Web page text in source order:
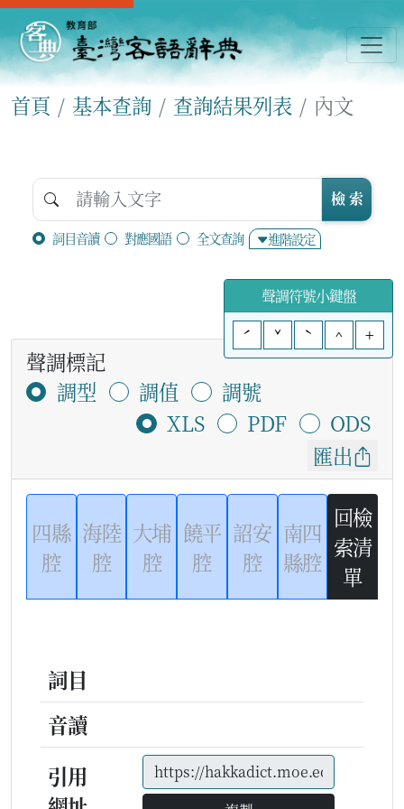
首頁 基本查詢 查詢結果列表 內文
詞目音讀 對應國語 全文查詢 進階設定
檢 索
聲調符號小鍵盤
ˊ
ˇ ˋ ^ +
聲調標記
調型
調值
調號
XLS
PDF
ODS
匯出
四縣
腔
海陸
腔
大埔
腔
饒平
腔
詔安
腔
南四
縣腔
回檢
索清
單
詞目
音讀
引用